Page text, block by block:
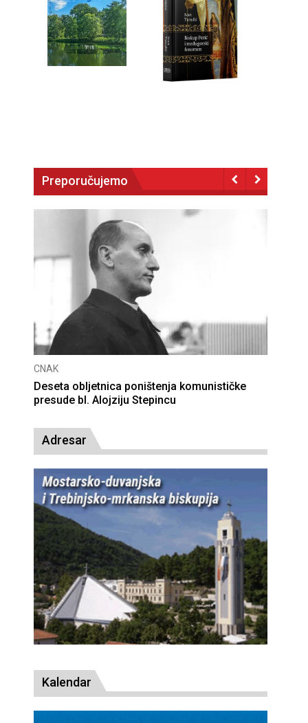
Preporučujemo
CNAK
Deseta obljetnica poništenja komunističke
presude bl. Alojziju Stepincu
Adresar
Kalendar